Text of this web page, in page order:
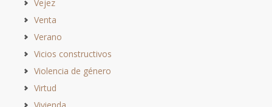
Vejez
Venta
Verano
Vicios constructivos
Violencia de género
Virtud